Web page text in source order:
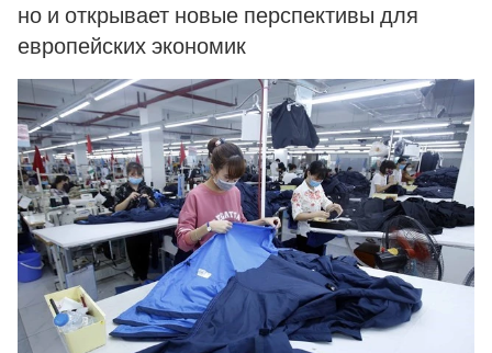
но и открывает новые перспективы для
европейских экономик